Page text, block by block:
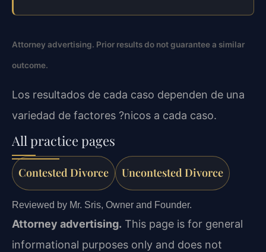
Attorney advertising. Prior results do not guarantee a similar
outcome.
Los resultados de cada caso dependen de una
variedad de factores ?nicos a cada caso.
All practice pages
Contested Divorce Uncontested Divorce
Reviewed by Mr. Sris, Owner and Founder.
Attorney advertising. This page is for general
informational purposes only and does not